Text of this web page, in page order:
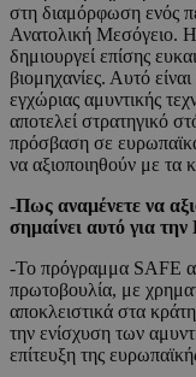
στη διαμόρφωση ενός
Ανατολική Μεσόγειο.
δημιουργεί επίσης
βιομηχανίες. Αυτό
εγχώριας αμυντικής
αποτελεί στρατηγικό
πρόσβαση σε
να αξιοποιηθούν με τα
-Πως αναμένετε να
σημαίνει αυτό για
-Το πρόγραμμα SAFE
πρωτοβουλία, με
αποκλειστικά στα
την ενίσχυση των
επίτευξη της